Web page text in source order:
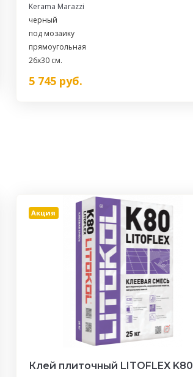
Kerama Marazzi
черный
под мозаику
прямоугольная
26x30 см.
5 745руб.
Акция
Клей плиточный LITOFLEX K80